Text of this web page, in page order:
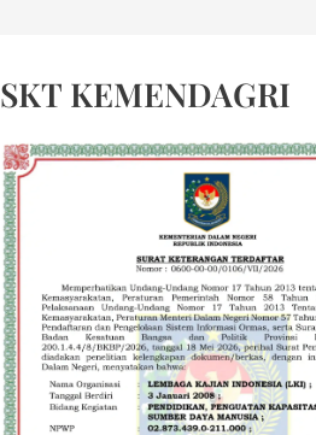
SKT KEMENDAGRI